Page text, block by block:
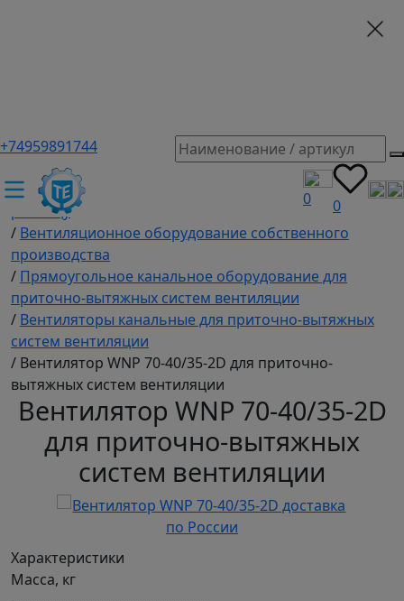
+74959891744
0 0
ТЕХЭКСПЕРТ российский производитель частотные
преобразователи, насосы, и вентиляция
/Промышленное оборудование купить оптом и в
розницу
/ Вентиляционное оборудование собственного
производства
/ Прямоугольное канальное оборудование для
приточно-вытяжных систем вентиляции
/ Вентиляторы канальные для приточно-вытяжных
систем вентиляции
/ Вентилятор WNP 70-40/35-2D для приточно-
вытяжных систем вентиляции
Вентилятор WNP 70-40/35-2D
для приточно-вытяжных
систем вентиляции
Характеристики
Масса, кг